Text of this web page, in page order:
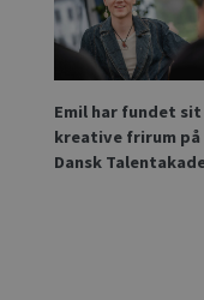
Emil har fundet sit
kreative frirum på
Dansk